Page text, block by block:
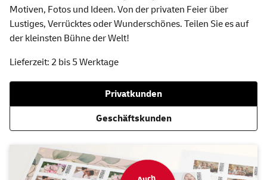
Motiven, Fotos und Ideen. Von der privaten Feier über
Lustiges, Verrücktes oder Wunderschönes. Teilen Sie es auf
der kleinsten Bühne der Welt!
Lieferzeit: 2 bis 5 Werktage
Privatkunden
Geschäftskunden